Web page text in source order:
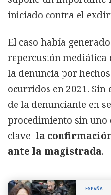
iniciado contra el
El caso había
repercusión mediática
la denuncia por
ocurridos en 2021. Sin
de la denunciante en
procedimiento sin uno
clave: la
ante la magistrada.
ESPAÑA